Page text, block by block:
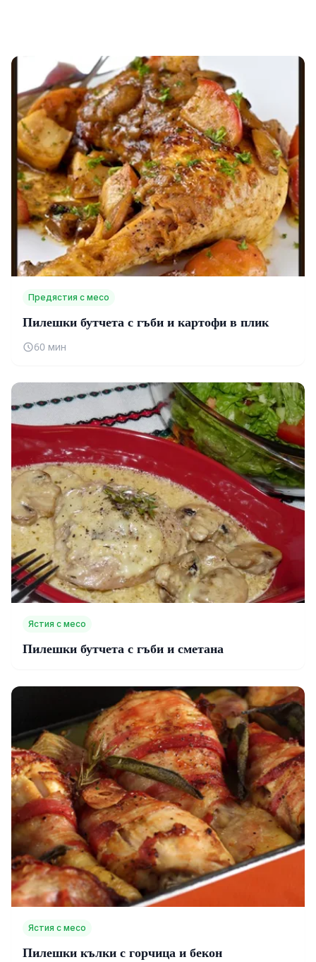
Предястия с месо
Пилешки бутчета с гъби и картофи в плик
60 мин
Ястия с месо
Пилешки бутчета с гъби и сметана
Ястия с месо
Пилешки кълки с горчица и бекон